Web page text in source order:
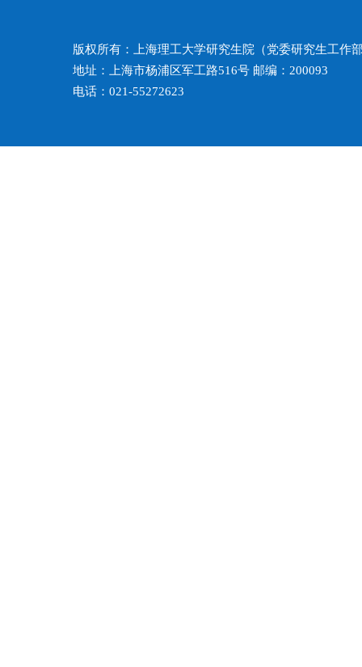
版权所有：上海理工大学研究生院（党委研究生工作
地址：上海市杨浦区军工路516号 邮编：200093
电话：021-55272623